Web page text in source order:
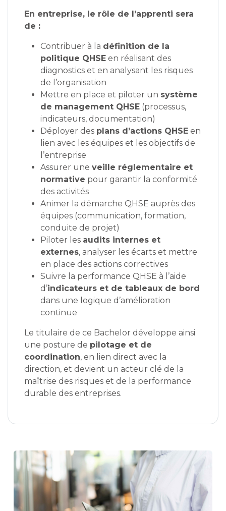
En entreprise, le rôle de l’apprenti sera
de :
Contribuer à la définition de la
politique QHSE en réalisant des
diagnostics et en analysant les risques
de l’organisation
Mettre en place et piloter un système
de management QHSE (processus,
indicateurs, documentation)
Déployer des plans d’actions QHSE en
lien avec les équipes et les objectifs de
l’entreprise
Assurer une veille réglementaire et
normative pour garantir la conformité
des activités
Animer la démarche QHSE auprès des
équipes (communication, formation,
conduite de projet)
Piloter les audits internes et
externes, analyser les écarts et mettre
en place des actions correctives
Suivre la performance QHSE à l’aide
d’indicateurs et de tableaux de bord
dans une logique d’amélioration
continue
Le titulaire de ce Bachelor développe ainsi
une posture de pilotage et de
coordination, en lien direct avec la
direction, et devient un acteur clé de la
maîtrise des risques et de la performance
durable des entreprises.